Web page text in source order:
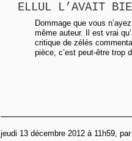
ELLUL L’AVAIT
Dommage que vous
même auteur. Il est vrai
critique de zélés
pièce, c’est peut-être trop
jeudi 13 décembre 2012 à 11h59,